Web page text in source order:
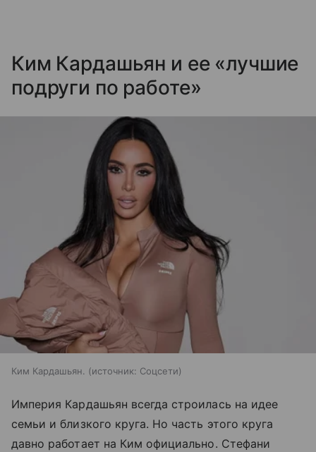
Ким Кардашьян и ее «лучшие
подруги по работе»
Ким Кардашьян. источник: Соцсети
Империя Кардашьян всегда строилась на идее
семьи и близкого круга. Но часть этого круга
давно работает на Ким официально. Стефани